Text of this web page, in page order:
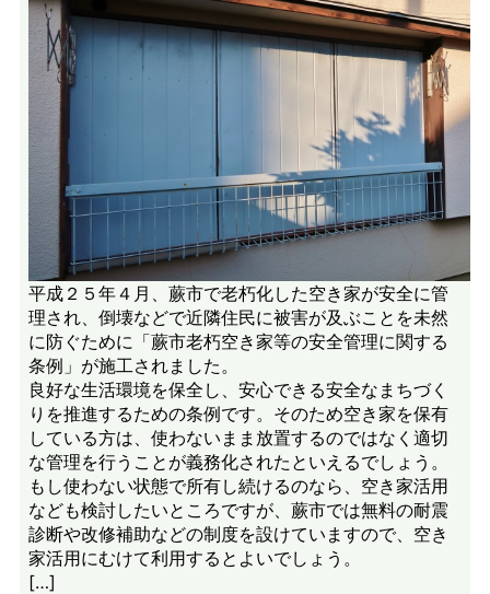
平成２５年４月、蕨市で老朽化した空き家が安全に管
理され、倒壊などで近隣住民に被害が及ぶことを未然
に防ぐために「蕨市老朽空き家等の安全管理に関する
条例」が施工されました。
良好な生活環境を保全し、安心できる安全なまちづく
りを推進するための条例です。そのため空き家を保有
している方は、使わないまま放置するのではなく適切
な管理を行うことが義務化されたといえるでしょう。
もし使わない状態で所有し続けるのなら、空き家活用
なども検討したいところですが、蕨市では無料の耐震
診断や改修補助などの制度を設けていますので、空き
家活用にむけて利用するとよいでしょう。
[…]